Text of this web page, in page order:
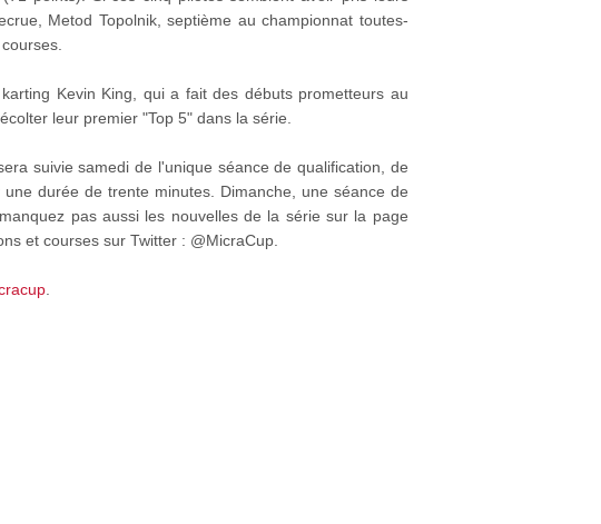
Metod Topolnik, septième au championnat toutes-
Kevin King, qui a fait des débuts prometteurs au
leur premier "Top 5" dans la série.
suivie samedi de l'unique séance de qualification, de
durée de trente minutes. Dimanche, une séance de
pas aussi les nouvelles de la série sur la page
et courses sur Twitter : @MicraCup.